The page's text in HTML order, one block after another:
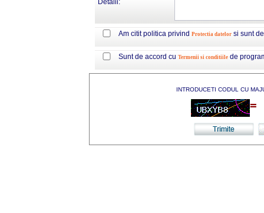
Detalii:
Am citit politica privind Protectia datelor si sunt
Sunt de accord cu Termenii si conditiile de
INTRODUCETI CODUL CU
=